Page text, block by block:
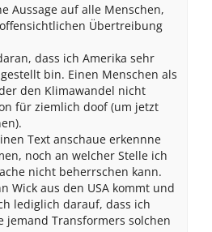
Aussage auf alle Menschen,
Übertreibung
dass ich Amerika sehr
bin. Einen Menschen als
den Klimawandel nicht
für ziemlich doof (um jetzt
Text anschaue erkennne
noch an welcher Stelle ich
nicht beherrschen kann.
Wick aus den USA kommt und
lediglich darauf, dass ich
jemand Transformers solchen